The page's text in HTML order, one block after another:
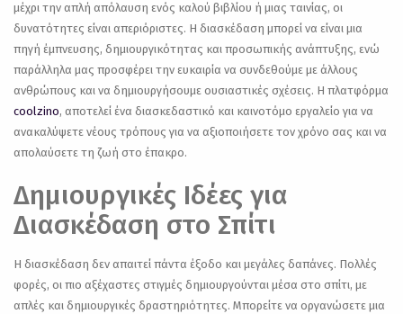
μέχρι την απλή απόλαυση ενός καλού βιβλίου ή μιας ταινίας, οι
δυνατότητες είναι απεριόριστες. Η διασκέδαση μπορεί να είναι μια
πηγή έμπνευσης, δημιουργικότητας και προσωπικής ανάπτυξης, ενώ
παράλληλα μας προσφέρει την ευκαιρία να συνδεθούμε με άλλους
ανθρώπους και να δημιουργήσουμε ουσιαστικές σχέσεις. Η πλατφόρμα
coolzino, αποτελεί ένα διασκεδαστικό και καινοτόμο εργαλείο για να
ανακαλύψετε νέους τρόπους για να αξιοποιήσετε τον χρόνο σας και να
απολαύσετε τη ζωή στο έπακρο.
Δημιουργικές Ιδέες για
Διασκέδαση στο Σπίτι
Η διασκέδαση δεν απαιτεί πάντα έξοδο και μεγάλες δαπάνες. Πολλές
φορές, οι πιο αξέχαστες στιγμές δημιουργούνται μέσα στο σπίτι, με
απλές και δημιουργικές δραστηριότητες. Μπορείτε να οργανώσετε μια